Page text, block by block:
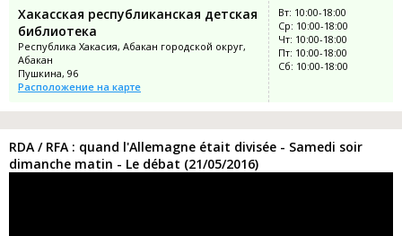
Хакасская республиканская детская
библиотека
Республика Хакасия, Абакан городской округ,
Абакан
Пушкина, 96
Расположение на карте
Вт: 10:00-18:00
Ср: 10:00-18:00
Чт: 10:00-18:00
Пт: 10:00-18:00
Сб: 10:00-18:00
RDA / RFA : quand l'Allemagne était divisée - Samedi soir
dimanche matin - Le débat (21/05/2016)